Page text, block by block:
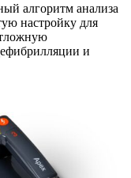
алгоритм анализа
настройку для
и